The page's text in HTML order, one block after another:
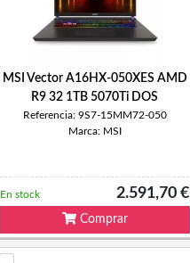
MSI Vector A16HX-050XES AMD
R9 32 1TB 5070Ti DOS
Referencia: 9S7-15MM72-050
Marca: MSI
2.591,70 €
En stock
Comprar